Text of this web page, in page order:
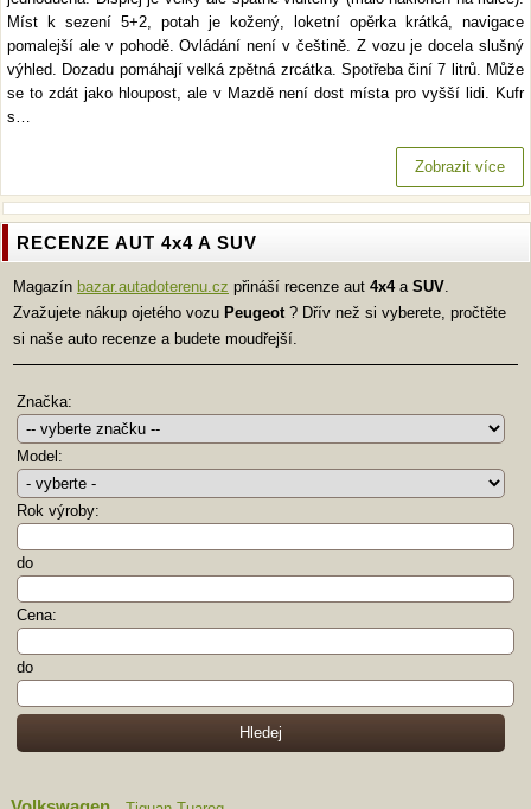
Míst k sezení 5+2, potah je kožený, loketní opěrka krátká, navigace
pomalejší ale v pohodě. Ovládání není v češtině. Z vozu je docela slušný
výhled. Dozadu pomáhají velká zpětná zrcátka. Spotřeba činí 7 litrů. Může
se to zdát jako hloupost, ale v Mazdě není dost místa pro vyšší lidi. Kufr
s…
Zobrazit více
RECENZE AUT 4x4 A SUV
Magazín bazar.autadoterenu.cz přináší recenze aut 4x4a SUV.
Zvažujete nákup ojetého vozu Peugeot? Dřív než si vyberete, pročtěte
si naše auto recenze a budete moudřejší.
Značka:
Model:
Rok výroby:
do
Cena:
do